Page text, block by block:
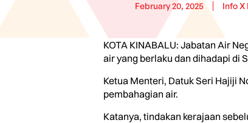
February 20, 2025 Info X
KOTA KINABALU: Jabatan Air
air yang berlaku dan dihadapi di
Ketua Menteri, Datuk Seri Hajiji
pembahagian air.
Katanya, tindakan kerajaan